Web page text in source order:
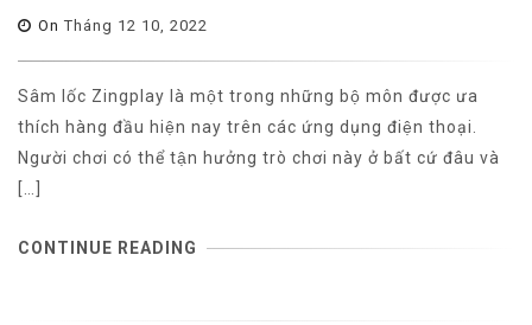
On Tháng 12 10, 2022
Sâm lốc Zingplay là một trong những bộ môn được ưa
thích hàng đầu hiện nay trên các ứng dụng điện thoại.
Người chơi có thể tận hưởng trò chơi này ở bất cứ đâu và
CONTINUE READING